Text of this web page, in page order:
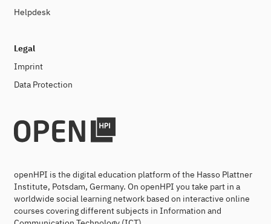
Helpdesk
Legal
Imprint
Data Protection
openHPI is the digital education platform of the Hasso Plattner
Institute, Potsdam, Germany. On openHPI you take part in a
worldwide social learning network based on interactive online
courses covering different subjects in Information and